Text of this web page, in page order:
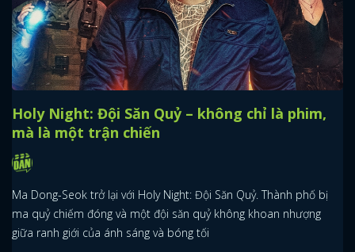
Holy Night: Đội Săn Quỷ – không chỉ là phim,
mà là một trận chiến
Ma Dong-Seok trở lại với Holy Night: Đội Săn Quỷ. Thành phố bị
ma quỷ chiếm đóng và một đội săn quỷ không khoan nhượng
giữa ranh giới của ánh sáng và bóng tối